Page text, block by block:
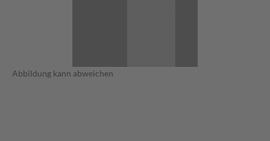
Abbildung kann abweichen